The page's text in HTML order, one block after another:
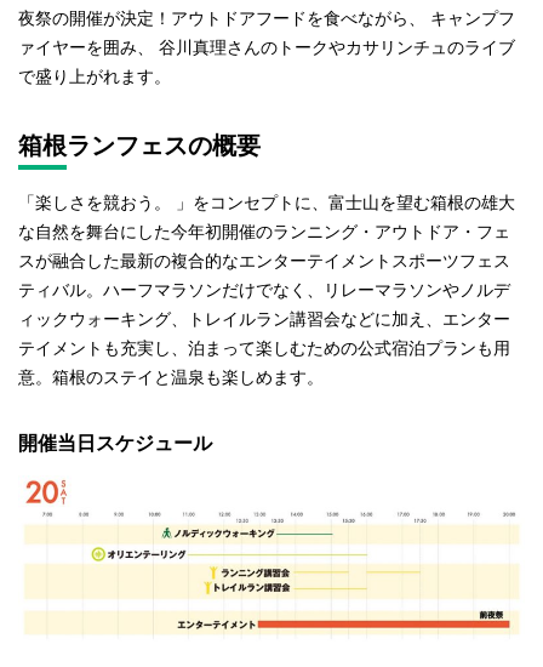
夜祭の開催が決定！アウトドアフードを食べながら、 キャンプフ
ァイヤーを囲み、 谷川真理さんのトークやカサリンチュのライブ
で盛り上がれます。
箱根ランフェスの概要
「楽しさを競おう。 」をコンセプトに、富士山を望む箱根の雄大
な自然を舞台にした今年初開催のランニング・アウトドア・フェ
スが融合した最新の複合的なエンターテイメントスポーツフェス
ティバル。ハーフマラソンだけでなく、リレーマラソンやノルデ
ィックウォーキング、トレイルラン講習会などに加え、エンター
テイメントも充実し、泊まって楽しむための公式宿泊プランも用
意。箱根のステイと温泉も楽しめます。
開催当日スケジュール